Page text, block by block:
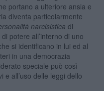
portano a ulteriore ansia e
diventa particolarmente
narcisistica di
potere all’interno di uno
si identificano in lui ed al
in una democrazia
speciale può così
e all’uso delle leggi dello